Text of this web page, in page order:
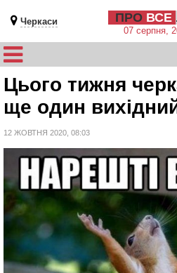
Черкаси ПРО ВСЕ
07 серпня,
Цього тижня
ще один
12 ЖОВТНЯ 2020, 08:03